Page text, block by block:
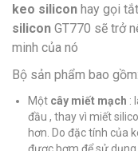
keo silicon hay gọi
silicon GT770 sẽ trở
minh của nó
Bộ sản phẩm bao gồm:
Một cây miết mạch :
đầu , thay vì miết
hơn. Do đặc tính của